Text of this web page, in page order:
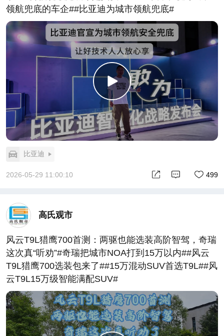
领航兜底的车企##比亚迪为城市领航兜底#
比亚迪
2026-05-29 11:00:10 499
高氏观市
风云T9L猎鹰700首测：两驱也能选装高阶智驾，奇瑞
这次真“听劝”#奇瑞把城市NOA打到15万以内##风云
T9L猎鹰700选装包来了##15万混动SUV首选T9L##风
云T9L15万级智能满配SUV#